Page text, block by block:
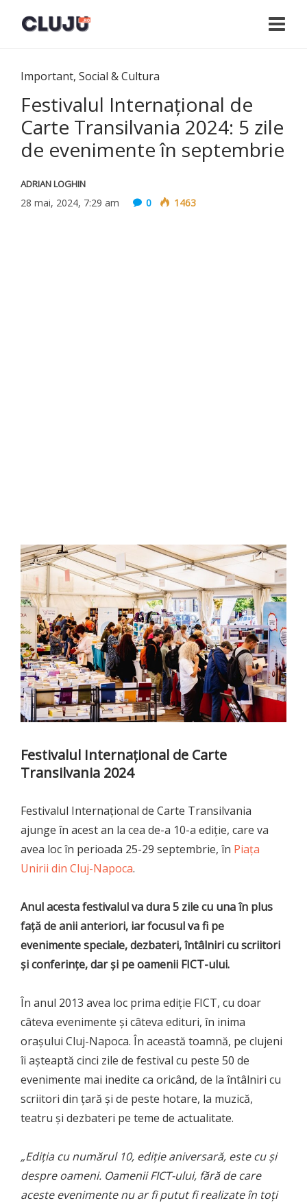
Important, Social & Cultura
Festivalul Internațional de
Carte Transilvania 2024: 5 zile
de evenimente în septembrie
ADRIAN LOGHIN
28 mai, 2024, 7:29 am 0 1463
Festivalul Internațional de Carte
Transilvania 2024
Festivalul Internațional de Carte Transilvania
ajunge în acest an la cea de-a 10-a ediție, care va
avea loc în perioada 25-29 septembrie, în Piața
Unirii din Cluj-Napoca.
Anul acesta festivalul va dura 5 zile cu una în plus
față de anii anteriori, iar focusul va fi pe
evenimente speciale, dezbateri, întâlniri cu scriitori
și conferințe, dar și pe oamenii FICT-ului.
În anul 2013 avea loc prima ediție FICT, cu doar
câteva evenimente și câteva edituri, în inima
orașului Cluj-Napoca. În această toamnă, pe clujeni
îi așteaptă cinci zile de festival cu peste 50 de
evenimente mai inedite ca oricând, de la întâlniri cu
scriitori din țară și de peste hotare, la muzică,
teatru și dezbateri pe teme de actualitate.
„Ediția cu numărul 10, ediție aniversară, este cu și
despre oameni. Oamenii FICT-ului, fără de care
aceste evenimente nu ar fi putut fi realizate în toți